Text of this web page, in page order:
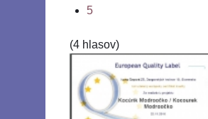
5
(4 hlasov)